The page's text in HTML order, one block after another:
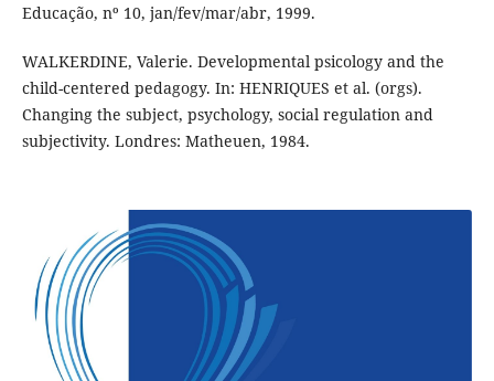
Educação, nº 10, jan/fev/mar/abr, 1999.
WALKERDINE, Valerie. Developmental psicology and the
child-centered pedagogy. In: HENRIQUES et al. (orgs).
Changing the subject, psychology, social regulation and
subjectivity. Londres: Matheuen, 1984.